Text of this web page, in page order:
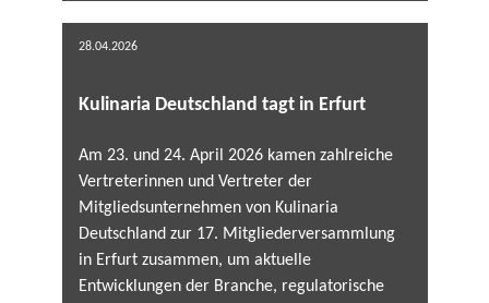
28.04.2026
Kulinaria Deutschland tagt in Erfurt
Am 23. und 24. April 2026 kamen zahlreiche
Vertreterinnen und Vertreter der
Mitgliedsunternehmen von Kulinaria
Deutschland zur 17. Mitgliederversammlung
in Erfurt zusammen, um aktuelle
Entwicklungen der Branche, regulatorische